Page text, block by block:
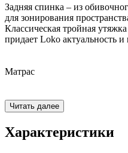
Задняя спинка – из
для зонирования
Классическая тройная
придает Loko актуальность и
Матрас
- 2 варианта комфортности –
средней жесткости (Middle).
Читать далее
Характеристики